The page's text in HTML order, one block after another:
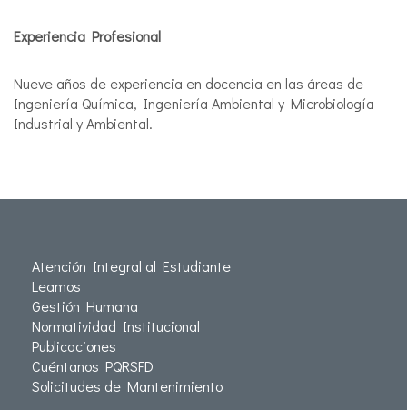
Experiencia Profesional
Nueve años de experiencia en docencia en las áreas de
Ingeniería Química, Ingeniería Ambiental y Microbiología
Industrial y Ambiental.
Atención Integral al Estudiante
Leamos
Gestión Humana
Normatividad Institucional
Publicaciones
Cuéntanos PQRSFD
Solicitudes de Mantenimiento